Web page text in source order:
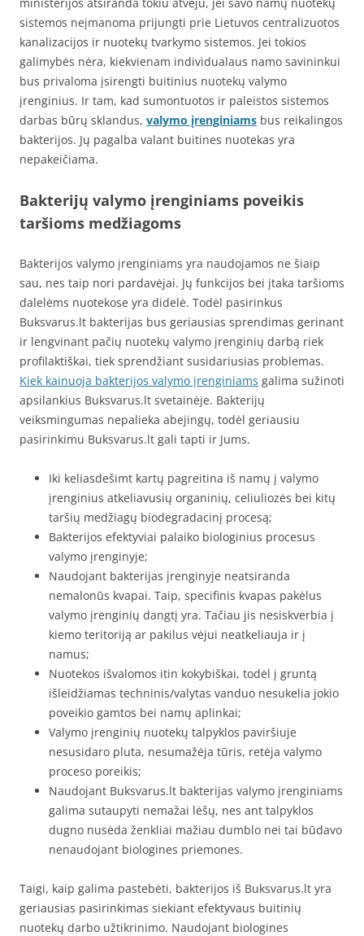
sistemos neįmanoma prijungti prie Lietuvos centralizuotos
kanalizacijos ir nuotekų tvarkymo sistemos. Jei tokios
galimybės nėra, kiekvienam individualaus namo savininkui
bus privaloma įsirengti buitinius nuotekų valymo
įrenginius. Ir tam, kad sumontuotos ir paleistos sistemos
darbas būrų sklandus, valymo įrenginiams bus reikalingos
bakterijos. Jų pagalba valant buitines nuotekas yra
nepakeičiama.
Bakterijų valymo įrenginiams poveikis
taršioms medžiagoms
Bakterijos valymo įrenginiams yra naudojamos ne šiaip
sau, nes taip nori pardavėjai. Jų funkcijos bei įtaka taršioms
dalelėms nuotekose yra didelė. Todėl pasirinkus
Buksvarus.lt bakterijas bus geriausias sprendimas gerinant
ir lengvinant pačių nuotekų valymo įrenginių darbą riek
profilaktiškai, tiek sprendžiant susidariusias problemas.
Kiek kainuoja bakterijos valymo įrenginiams galima sužinoti
apsilankius Buksvarus.lt svetainėje. Bakterijų
veiksmingumas nepalieka abejingų, todėl geriausiu
pasirinkimu Buksvarus.lt gali tapti ir Jums.
Iki keliasdešimt kartų pagreitina iš namų į valymo
įrenginius atkeliavusių organinių, celiuliozės bei kitų
taršių medžiagų biodegradacinį procesą;
Bakterijos efektyviai palaiko biologinius procesus
valymo įrenginyje;
Naudojant bakterijas įrenginyje neatsiranda
nemalonūs kvapai. Taip, specifinis kvapas pakėlus
valymo įrenginių dangtį yra. Tačiau jis nesiskverbia į
kiemo teritoriją ar pakilus vėjui neatkeliauja ir į
namus;
Nuotekos išvalomos itin kokybiškai, todėl į gruntą
išleidžiamas techninis/valytas vanduo nesukelia jokio
poveikio gamtos bei namų aplinkai;
Valymo įrenginių nuotekų talpyklos paviršiuje
nesusidaro pluta, nesumažėja tūris, retėja valymo
proceso poreikis;
Naudojant Buksvarus.lt bakterijas valymo įrenginiams
galima sutaupyti nemažai lėšų, nes ant talpyklos
dugno nusėda ženkliai mažiau dumblo nei tai būdavo
nenaudojant biologines priemones.
Taigi, kaip galima pastebėti, bakterijos iš Buksvarus.lt yra
geriausias pasirinkimas siekiant efektyvaus buitinių
nuotekų darbo užtikrinimo. Naudojant biologines